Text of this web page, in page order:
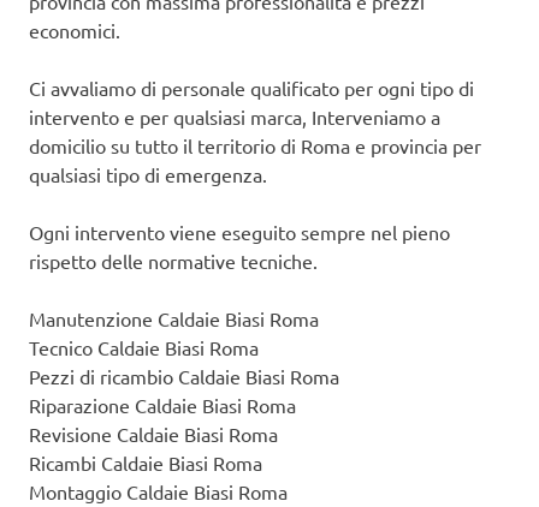
economici.
Ci avvaliamo di personale qualificato per ogni tipo di
intervento e per qualsiasi marca, Interveniamo a
domicilio su tutto il territorio di Roma e provincia per
qualsiasi tipo di emergenza.
Ogni intervento viene eseguito sempre nel pieno
rispetto delle normative tecniche.
Manutenzione Caldaie Biasi Roma
Tecnico Caldaie Biasi Roma
Pezzi di ricambio Caldaie Biasi Roma
Riparazione Caldaie Biasi Roma
Revisione Caldaie Biasi Roma
Ricambi Caldaie Biasi Roma
Montaggio Caldaie Biasi Roma